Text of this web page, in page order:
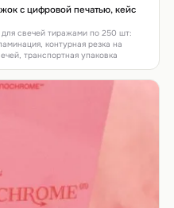
с цифровой печатью, кейс
свечей тиражами по 250 шт:
контурная резка на
транспортная упаковка